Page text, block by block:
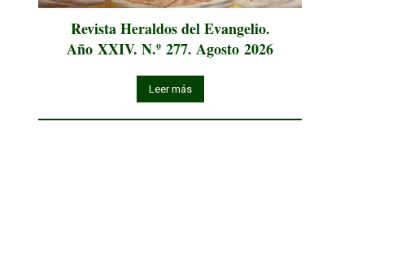
Revista Heraldos del Evangelio.
Año XXIV. N.º 277. Agosto 2026
Leer más